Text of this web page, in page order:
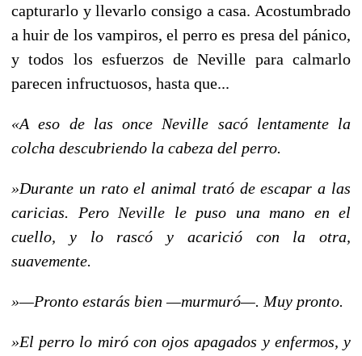
capturarlo y llevarlo consigo a casa. Acostumbrado
a huir de los vampiros, el perro es presa del pánico,
y todos los esfuerzos de Neville para calmarlo
parecen infructuosos, hasta que...
«A eso de las once Neville sacó lentamente la
colcha descubriendo la cabeza del perro.
»Durante un rato el animal trató de escapar a las
caricias. Pero Neville le puso una mano en el
cuello, y lo rascó y acarició con la otra,
suavemente.
»—Pronto estarás bien —murmuró—. Muy pronto.
»El perro lo miró con ojos apagados y enfermos, y